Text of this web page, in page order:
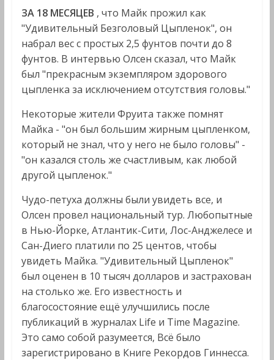
ЗА 18 МЕСЯЦЕВ , что Майк прожил как
"Удивительный Безголовый Цыпленок", он
набрал вес с простых 2,5 фунтов почти до 8
фунтов. В интервью Олсен сказал, что Майк
был "прекрасным экземпляром здорового
цыпленка за исключением отсутствия головы."
Некоторые жители Фруита также помнят
Майка - "он был большим жирным цыпленком,
который не знал, что у него не было головы" -
"он казался столь же счастливым, как любой
другой цыпленок."
Чудо-петуха должны были увидеть все, и
Олсен провел национальный тур. Любопытные
в Нью-Йорке, Атлантик-Сити, Лос-Анджелесе и
Сан-Диего платили по 25 центов, чтобы
увидеть Майка. "Удивительный Цыпленок"
был оценен в 10 тысяч долларов и застрахован
на столько же. Его известность и
благосостояние ещё улучшились после
публикаций в журналах Life и Time Magazine.
Это само собой разумеется, Всё было
зарегистрировано в Книге Рекордов Гиннесса.